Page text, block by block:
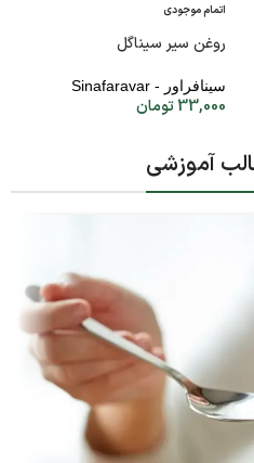
اتمام موجودی
روغن سیر سیناگل
سینافراور - Sinafaravar
33,000تومان
آموزشی